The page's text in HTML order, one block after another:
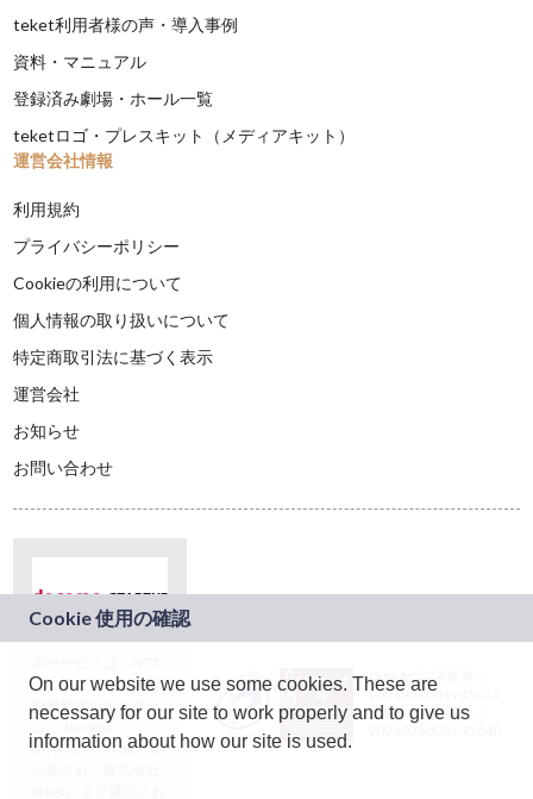
teket利用者様の声・導入事例
資料・マニュアル
登録済み劇場・ホール一覧
teketロゴ・プレスキット（メディアキット）
運営会社情報
利用規約
プライバシーポリシー
Cookieの利用について
個人情報の取り扱いについて
特定商取引法に基づく表示
運営会社
お知らせ
お問い合わせ
ドコモグループの新
規事業創出プログラ
ム「docomo
STARTUP」を通じて
JASRAC許諾番号：
9024936001Y45037
JASRAC許諾番号：
On our website we use some cookies. These are
necessary for our site to work properly and to give us
information about how our site is used.